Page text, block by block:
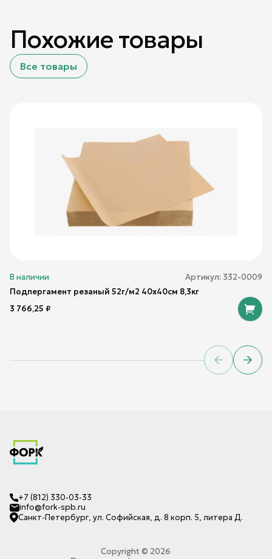
Похожие товары
Все товары
В наличии Артикул: 332-0009
Подпергамент резаный 52г/м2 40х40см 8,3кг
3 766,25 ₽
Previous
Next
+7 (812) 330-03-33
info@fork-spb.ru
Санкт-Петербург, ул. Софийская, д. 8 корп. 5, литера Д.
Copyright © 2026